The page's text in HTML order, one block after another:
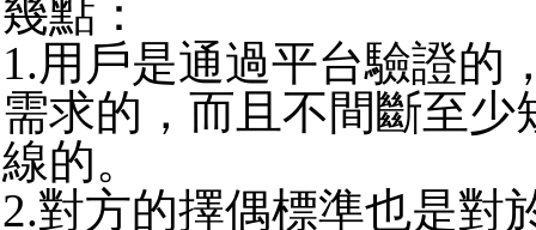
幾點：
1.用戶是通過平台驗證的
需求的，而且不間斷至少
線的。
2.對方的擇偶標準也是對